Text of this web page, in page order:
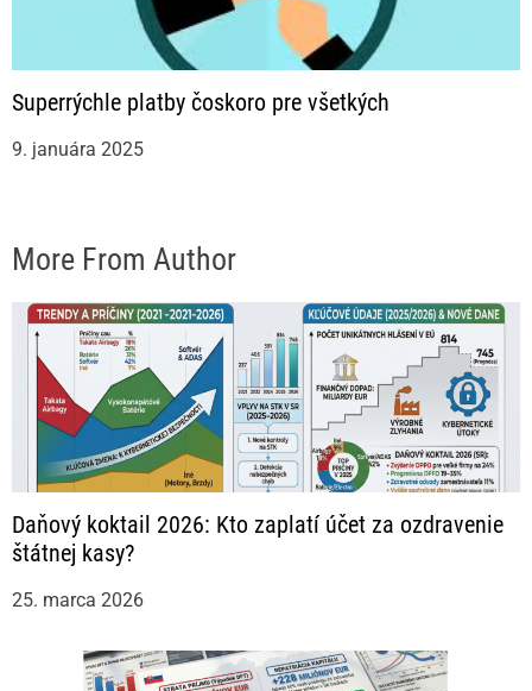
Superrýchle platby čoskoro pre všetkých
9. januára 2025
More From Author
Daňový koktail 2026: Kto zaplatí účet za ozdravenie
štátnej kasy?
25. marca 2026